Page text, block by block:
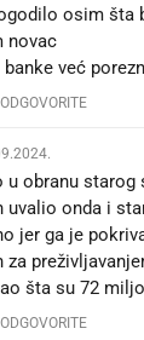
osim šta
novac
već
ODGOVORITE
u obranu
uvalio onda i
jer ga je
za
šta su 72
ODGOVORITE